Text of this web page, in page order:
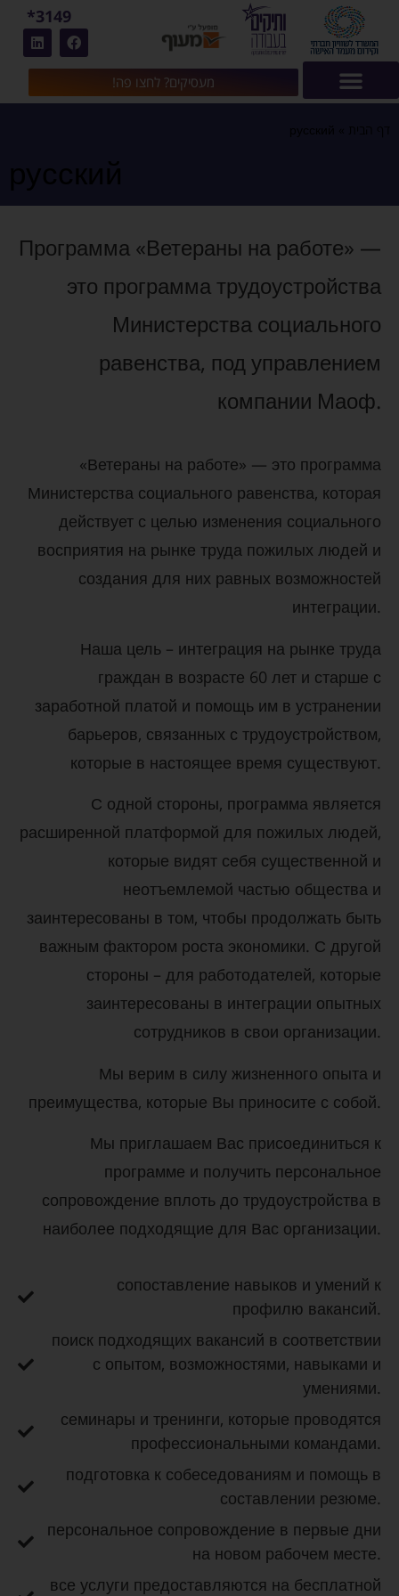
מעסיקים? לחצו פה!
3149*
Программа «Ветераны на работе» —
это программа трудоустройства
Министерства социального
равенства, под управлением
компании Маоф.
«Ветераны на работе» — это программа
Министерства социального равенства, которая
действует с целью изменения социального
восприятия на рынке труда пожилых людей и
создания для них равных возможностей
интеграции.
Наша цель – интеграция на рынке труда
граждан в возрасте 60 лет и старше с
заработной платой и помощь им в устранении
барьеров, связанных с трудоустройством,
которые в настоящее время существуют.
С одной стороны, программа является
расширенной платформой для пожилых людей,
которые видят себя существенной и
неотъемлемой частью общества и
заинтересованы в том, чтобы продолжать быть
важным фактором роста экономики. С другой
стороны – для работодателей, которые
заинтересованы в интеграции опытных
сотрудников в свои организации.
Мы верим в силу жизненного опыта и
преимущества, которые Вы приносите с собой.
Мы приглашаем Вас присоединиться к
программе и получить персональное
сопровождение вплоть до трудоустройства в
наиболее подходящие для Вас организации.
сопоставление навыков и умений к
профилю вакансий.
поиск подходящих вакансий в соответствии
с опытом, возможностями, навыками и
умениями.
семинары и тренинги, которые проводятся
профессиональными командами.
подготовка к собеседованиям и помощь в
составлении резюме.
персональное сопровождение в первые дни
на новом рабочем месте.
все услуги предоставляются на бесплатной